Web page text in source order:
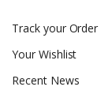
Track your Order
Your Wishlist
Recent News